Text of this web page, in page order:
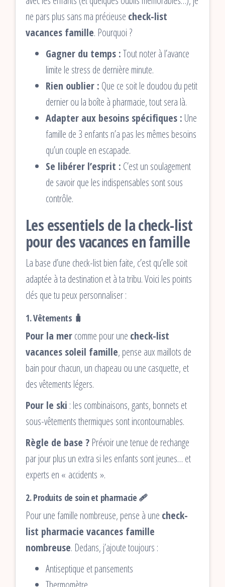
ne pars plus sans ma précieuse check-list
vacances famille. Pourquoi ?
Gagner du temps :Tout noter à l’avance
limite le stress de dernière minute.
Rien oublier : Que ce soit le doudou du petit
dernier ou la boîte à pharmacie, tout sera là.
Adapter aux besoins spécifiques : Une
famille de 3 enfants n’a pas les mêmes besoins
qu’un couple en escapade.
Se libérer l’esprit : C’est un soulagement
de savoir que les indispensables sont sous
contrôle.
Les essentiels de la check-list
pour des vacances en famille
La base d’une check-list bien faite, c’est qu’elle soit
adaptée à ta destination et à ta tribu. Voici les points
clés que tu peux personnaliser :
1. Vêtements 🧳
Pour la mercomme pour une check-list
vacances soleil famille, pense aux maillots de
bain pour chacun, un chapeau ou une casquette, et
des vêtements légers.
Pour le ski : les combinaisons, gants, bonnets et
sous-vêtements thermiques sont incontournables.
Règle de base ? Prévoir une tenue de rechange
par jour plus un extra si les enfants sont jeunes… et
experts en « accidents ».
2. Produits de soin et pharmacie 🩹
Pour une famille nombreuse, pense à une check-
list pharmacie vacances famille
nombreuse. Dedans, j’ajoute toujours :
Antiseptique et pansements